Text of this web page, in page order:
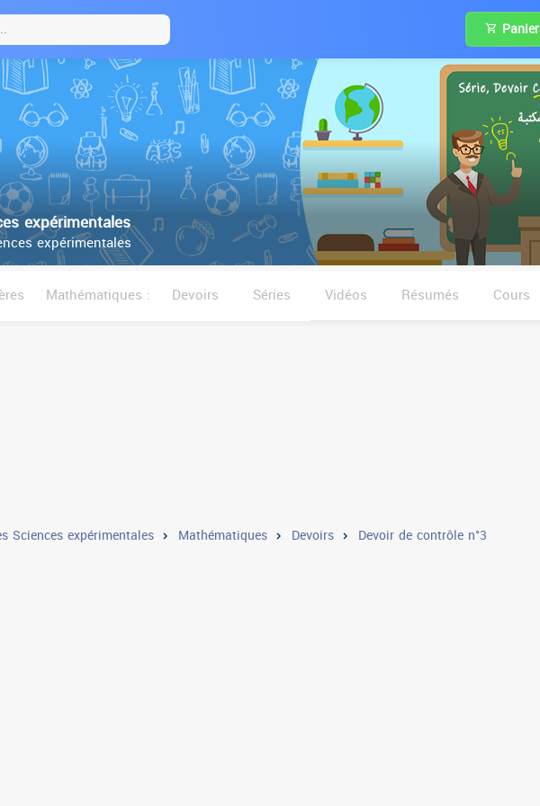
Panier
expérimentales
expérimentales
Mathématiques : Devoirs Séries Vidéos Résumés Cours
Sciences expérimentales Mathématiques Devoirs Devoir de contrôle n°3